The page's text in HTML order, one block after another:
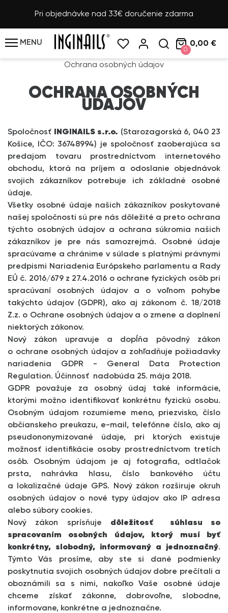
Pri objednávke nad 33€ doručenie zdarma
MENU
0
0,00 €
Ochrana osobných údajov
OCHRANA OSOBNÝCH
ÚDAJOV
Spoločnosť INGINAILS s.r.o. (Starozagorská 6, 040 23
Košice, IČO: 36748994) je spoločnosť zaoberajúca sa
predajom tovaru prostredníctvom internetového
obchodu, ktorá na príjem a odoslanie objednávok
svojich zákazníkov potrebuje ich základné osobné
údaje.
Všetky osobné údaje našich zákazníkov poskytované
našej spoločnosti sú pre nás dôležité a preto ochrana
týchto osobných údajov a ochrana súkromia našich
zákazníkov je pre nás samozrejmá. Osobné údaje
spracúvame a chránime v súlade s platnými právnymi
predpismi Nariadenia Európskeho parlamentu a Rady
EÚ č. 2016/679 z 27.4.2016 o ochrane fyzických osôb pri
spracúvaní osobných údajov a o voľnom pohybe
takýchto údajov (GDPR), ako aj zákonom č. 18/2018
Z.z. o Ochrane osobných údajov a o zmene a doplnení
niektorých zákonov.
Nový zákon upravuje a dopĺňa pôvodný zákon
o ochrane osobných údajov a zohľadňuje požiadavky
nariadenia GDPR - General Data Protection
Regulation. Účinnosť nadobúda 25. mája 2018.
GDPR považuje za osobný údaj také informácie,
ktorými možno identifikovať konkrétnu fyzickú osobu.
Osobným údajom rozumieme meno, priezvisko, číslo
občianskeho preukazu, e-mail, telefónne číslo, ako aj
pseudononymizované údaje, pri ktorých existuje
možnosť identifikácie osoby prostredníctvom tretích
osôb. Osobným údajom je aj fotografia, odtlačok
prsta, nahrávka hlasu, číslo bankového účtu
a lokalizačné údaje GPS. Nový zákon rozširuje okruh
osobných údajov o nové typy údajov ako IP adresa
alebo súbory cookies.
Nový zákon sprísňuje dôležitosť súhlasu so
spracovaním osobných údajov, ktorý musí byť
konkrétny, slobodný, informovaný a jednoznačný.
Týmto Vás prosíme, aby ste si dané podmienky
poskytnutia svojich osobných údajov dobre prečítali a
oboznámili sa s nimi, nakoľko Vaše osobné údaje
chceme získať zákonne, dobrovoľne, slobodne,
informovane, konkrétne a jednoznačne.